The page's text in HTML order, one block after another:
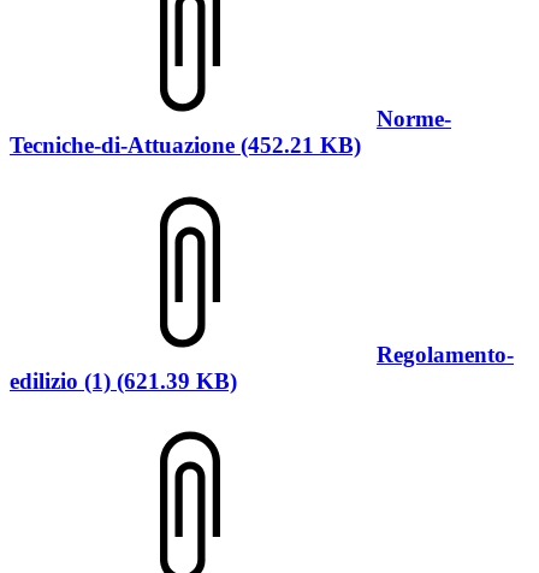
Norme-
Tecniche-di-Attuazione (452.21 KB)
Regolamento-
edilizio (1) (621.39 KB)